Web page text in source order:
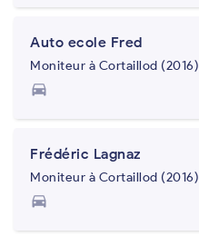
Auto ecole Fred
Moniteur à Cortaillod (2016)
directions_car
Frédéric Lagnaz
Moniteur à Cortaillod (2016)
directions_car